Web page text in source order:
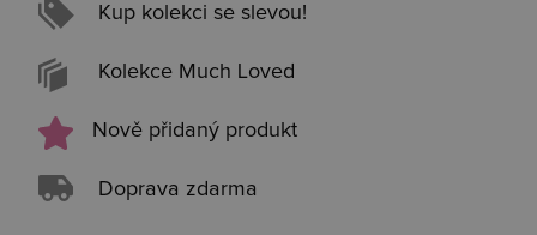
Kup kolekci se slevou!
Kolekce Much Loved
Nově přidaný produkt
Doprava zdarma